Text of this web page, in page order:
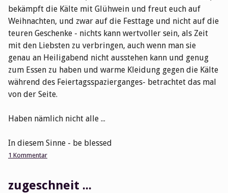
bekämpft die Kälte mit Glühwein und freut euch auf
Weihnachten, und zwar auf die Festtage und nicht auf die
teuren Geschenke - nichts kann wertvoller sein, als Zeit
mit den Liebsten zu verbringen, auch wenn man sie
genau an Heiligabend nicht ausstehen kann und genug
zum Essen zu haben und warme Kleidung gegen die Kälte
während des Feiertagsspazierganges- betrachtet das mal
von der Seite.
Haben nämlich nicht alle ...
In diesem Sinne - be blessed
1 Kommentar
zugeschneit ...